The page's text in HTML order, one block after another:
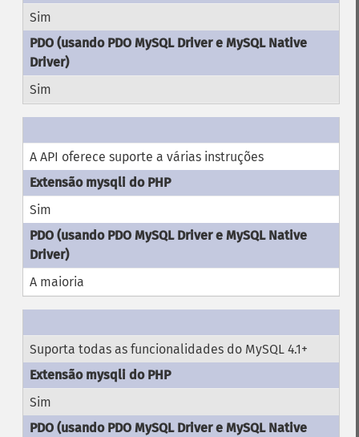
Sim
Sim
A API oferece suporte a várias instruções
Sim
A maioria
Suporta todas as funcionalidades do MySQL 4.1+
Sim